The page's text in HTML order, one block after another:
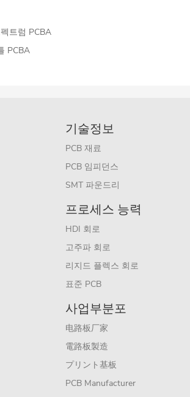
트럼 PCBA
PCBA
기술정보
PCB 재료
PCB 임피던스
SMT 파운드리
프로세스 능력
HDI 회로
고주파 회로
리지드 플렉스 회로
표준 PCB
사업부분포
电路板厂家
電路板製造
プリント基板
PCB Manufacturer